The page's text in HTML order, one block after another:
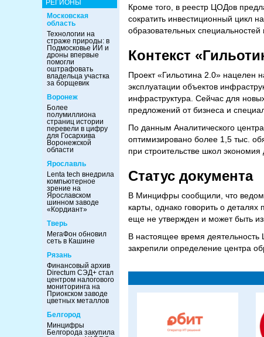
РЕГИОНЫ
Московская
область
Технологии на
страже природы: в
Подмосковье ИИ и
дроны впервые
помогли
оштрафовать
владельца участка
за борщевик
Воронеж
Более
полумиллиона
страниц истории
перевели в цифру
для Госархива
Воронежской
области
Ярославль
Lenta tech внедрила
компьютерное
зрение на
Ярославском
шинном заводе
«Кордиант»
Тверь
МегаФон обновил
сеть в Кашине
Рязань
Финансовый архив
Directum СЭД+ стал
центром налогового
мониторинга на
Приокском заводе
цветных металлов
Белгород
Минцифры
Белгорода закупила
Кроме того, в реестр ЦОДов
сократить инвестиционный цикл
образовательных
Контекст
Проект «Гильотина 2.0» нацелен
эксплуатации объектов
инфраструктура. Сейчас для
предложений от бизнеса и
По данным Аналитического
оптимизировано более 1,5 тыс.
при строительстве школ
Статус документа
В Минцифры сообщили, что
карты, однако говорить о
еще не утвержден и может быть
В настоящее время
закрепили определение центра